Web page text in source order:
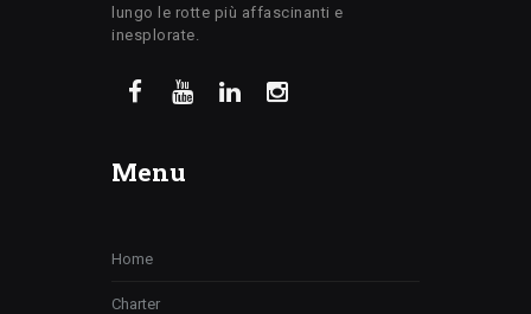
lungo le rotte più affascinanti e
inesplorate.
Menu
Home
Charter